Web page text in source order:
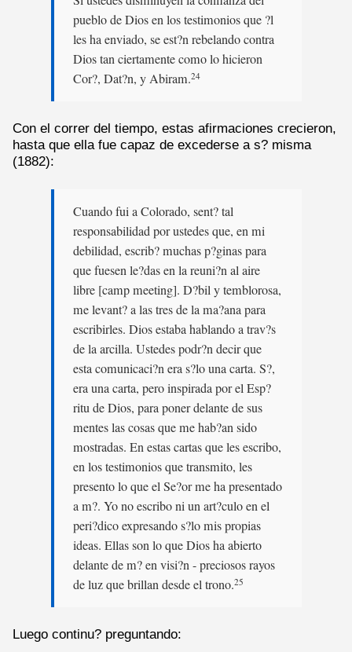
pueblo de Dios en los testimonios que ?l
les ha enviado, se est?n rebelando contra
Dios tan ciertamente como lo hicieron
Cor?, Dat?n, y Abiram.24
Con el correr del tiempo, estas afirmaciones crecieron,
hasta que ella fue capaz de excederse a s? misma
(1882):
Cuando fui a Colorado, sent? tal
responsabilidad por ustedes que, en mi
debilidad, escrib? muchas p?ginas para
que fuesen le?das en la reuni?n al aire
libre [camp meeting]. D?bil y temblorosa,
me levant? a las tres de la ma?ana para
escribirles. Dios estaba hablando a trav?s
de la arcilla. Ustedes podr?n decir que
esta comunicaci?n era s?lo una carta. S?,
era una carta, pero inspirada por el Esp?
ritu de Dios, para poner delante de sus
mentes las cosas que me hab?an sido
mostradas. En estas cartas que les escribo,
en los testimonios que transmito, les
presento lo que el Se?or me ha presentado
a m?. Yo no escribo ni un art?culo en el
peri?dico expresando s?lo mis propias
ideas. Ellas son lo que Dios ha abierto
delante de m? en visi?n - preciosos rayos
de luz que brillan desde el trono.25
Luego continu? preguntando: